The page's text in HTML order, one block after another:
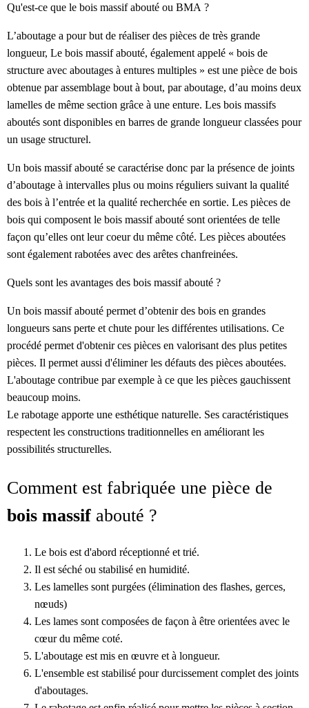
Qu'est-ce que le bois massif abouté ou BMA ?
L’aboutage a pour but de réaliser des pièces de très grande
longueur, Le bois massif abouté, également appelé « bois de
structure avec aboutages à entures multiples » est une pièce de bois
obtenue par assemblage bout à bout, par aboutage, d’au moins deux
lamelles de même section grâce à une enture. Les bois massifs
aboutés sont disponibles en barres de grande longueur classées pour
un usage structurel.
Un bois massif abouté se caractérise donc par la présence de joints
d’aboutage à intervalles plus ou moins réguliers suivant la qualité
des bois à l’entrée et la qualité recherchée en sortie. Les pièces de
bois qui composent le bois massif abouté sont orientées de telle
façon qu’elles ont leur coeur du même côté. Les pièces aboutées
sont également rabotées avec des arêtes chanfreinées.
Quels sont les avantages des bois massif abouté ?
Un bois massif abouté permet d’obtenir des bois en grandes
longueurs sans perte et chute pour les différentes utilisations. Ce
procédé permet d'obtenir ces pièces en valorisant des plus petites
pièces. Il permet aussi d'éliminer les défauts des pièces aboutées.
L'aboutage contribue par exemple à ce que les pièces gauchissent
beaucoup moins.
Le rabotage apporte une esthétique naturelle. Ses caractéristiques
respectent les constructions traditionnelles en améliorant les
possibilités structurelles.
Comment est fabriquée une pièce de
bois massif abouté ?
Le bois est d'abord réceptionné et trié.
Il est séché ou stabilisé en humidité.
Les lamelles sont purgées (élimination des flashes, gerces,
nœuds)
Les lames sont composées de façon à être orientées avec le
cœur du même coté.
L'aboutage est mis en œuvre et à longueur.
L'ensemble est stabilisé pour durcissement complet des joints
d'aboutages.